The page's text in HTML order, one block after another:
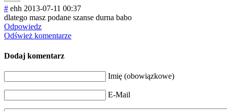
# ehh 2013-07-11 00:37
dlatego masz podane szanse durna babo
Odpowiedz
Odśwież komentarze
Dodaj komentarz
Imię (obowiązkowe)
E-Mail